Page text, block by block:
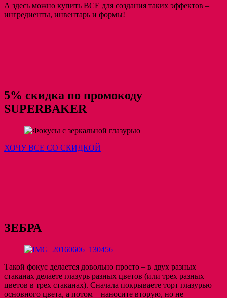
А здесь можно купить ВСЕ для создания таких эффектов –
ингредиенты, инвентарь и формы!
5% скидка по промокоду
SUPERBAKER
ХОЧУ ВСЕ СО СКИДКОЙ
ЗЕБРА
Такой фокус делается довольно просто – в двух разных
стаканах делаете глазурь разных цветов (или трех разных
цветов в трех стаканах). Сначала покрываете торт глазурью
основного цвета, а потом – наносите вторую, но не